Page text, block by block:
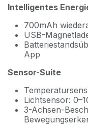
Intelligentes
700mAh
USB-
App
Sensor-Suite
Lichtsensor:
3-Achsen-